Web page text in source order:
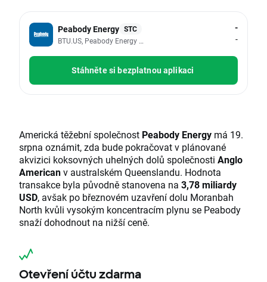
Peabody Energy STC
BTU.US, Peabody Energy Corp
-
-
Stáhněte si bezplatnou aplikaci
Americká těžební společnost Peabody Energy má 19.
srpna oznámit, zda bude pokračovat v plánované
akvizici koksovných uhelných dolů společnosti Anglo
Americanv australském Queenslandu. Hodnota
transakce byla původně stanovena na 3,78 miliardy
USD, avšak po březnovém uzavření dolu Moranbah
North kvůli vysokým koncentracím plynu se Peabody
snaží dohodnout na nižší ceně.
Otevření účtu zdarma